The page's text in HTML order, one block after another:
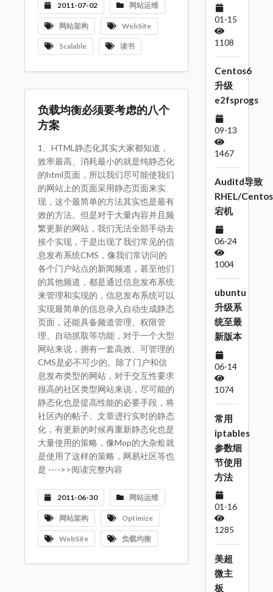
2011-07-02 网站运维
网站架构 WebSite
Scalable 读书
负载均衡必须要考虑的八个
方案
1、HTML静态化其实大家都知道，
效率最高、消耗最小的就是纯静态化
的html页面，所以我们尽可能使我们
的网站上的页面采用静态页面来实
现，这个最简单的方法其实也是最有
效的方法。但是对于大量内容并且频
繁更新的网站，我们无法全部手动去
挨个实现，于是出现了我们常见的信
息发布系统CMS，像我们常访问的
各个门户站点的新闻频道，甚至他们
的其他频道，都是通过信息发布系统
来管理和实现的，信息发布系统可以
实现最简单的信息录入自动生成静态
页面，还能具备频道管理、权限管
理、自动抓取等功能，对于一个大型
网站来说，拥有一套高效、可管理的
CMS是必不可少的。除了门户和信
息发布类型的网站，对于交互性要求
很高的社区类型网站来说，尽可能的
静态化也是提高性能的必要手段，将
社区内的帖子、文章进行实时的静态
化，有更新的时候再重新静态化也是
大量使用的策略，像Mop的大杂烩就
是使用了这样的策略，网易社区等也
是 ---->>阅读完整内容
2011-06-30 网站运维
网站架构 Optimize
WebSite 负载均衡
01-15
1108
Centos6
升级
e2fsprogs
09-13
1467
Auditd导致
RHEL/Centos
宕机
06-24
1004
ubuntu
升级系
统至最
新版本
06-14
1074
常用
iptables
参数细
节使用
方法
01-16
1285
美超
微主
板